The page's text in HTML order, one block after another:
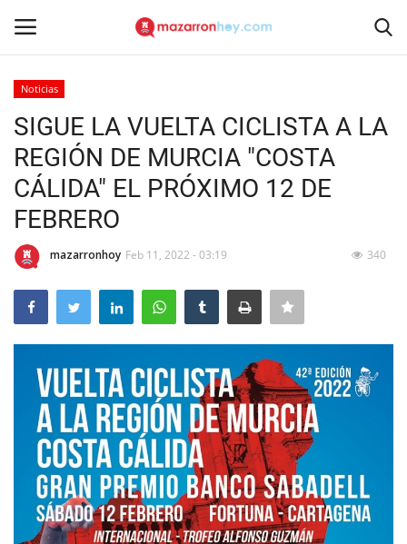
Inicio
Contacto
Noticias
Mazarrón Hoy
Entrevistas
Reportajes
Empresas
Mapa de Mazarrón
Vídeos
Noticias
SIGUE LA VUELTA CICLISTA A LA
REGIÓN DE MURCIA "COSTA
CÁLIDA" EL PRÓXIMO 12 DE
FEBRERO
mazarronhoy Feb 11, 2022 - 03:19 340